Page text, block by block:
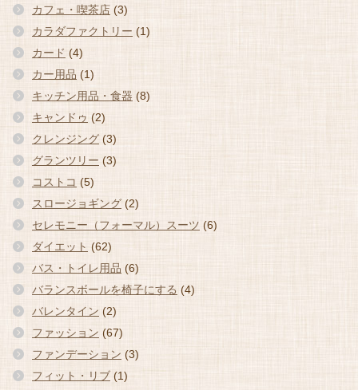
カフェ・喫茶店 (3)
カラダファクトリー (1)
カード (4)
カー用品 (1)
キッチン用品・食器 (8)
キャンドゥ (2)
クレンジング (3)
グランツリー (3)
コストコ (5)
スロージョギング (2)
セレモニー（フォーマル）スーツ (6)
ダイエット (62)
バス・トイレ用品 (6)
バランスボールを椅子にする (4)
バレンタイン (2)
ファッション (67)
ファンデーション (3)
フィット・リブ (1)